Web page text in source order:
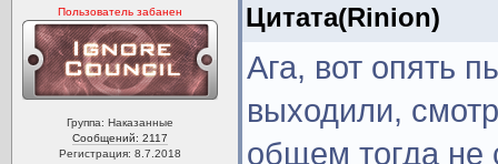
Пользователь забанен
Группа: Наказанные
Сообщений: 2117
Регистрация: 8.7.2018
Цитата(Rinion)
Ага, вот опять
выходили,
общем тогда не